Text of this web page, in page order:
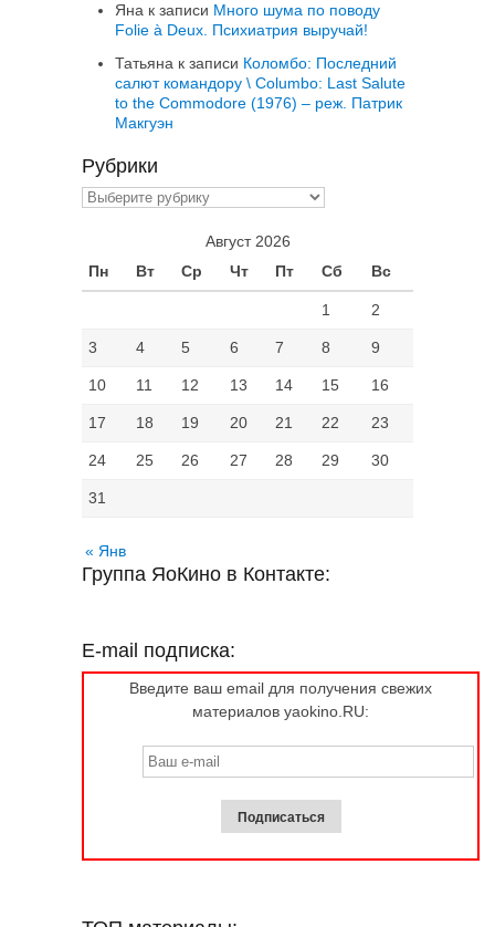
Яна к записи Много шума по поводу
Folie à Deux. Психиатрия выручай!
Татьяна к записи Коломбо: Последний
салют командору \ Columbo: Last Salute
to the Commodore (1976) – реж. Патрик
Макгуэн
Рубрики
Рубрики
Август 2026
Пн
Вт Ср Чт Пт Сб Вс
1 2
3 4 5 6 7 8 9
10 11 12 13 14 15 16
17 18 19 20 21 22 23
24 25 26 27 28 29 30
31
« Янв
Группа ЯоКино в Контакте:
E-mail подписка:
Введите ваш email для получения свежих
материалов yaokino.RU: